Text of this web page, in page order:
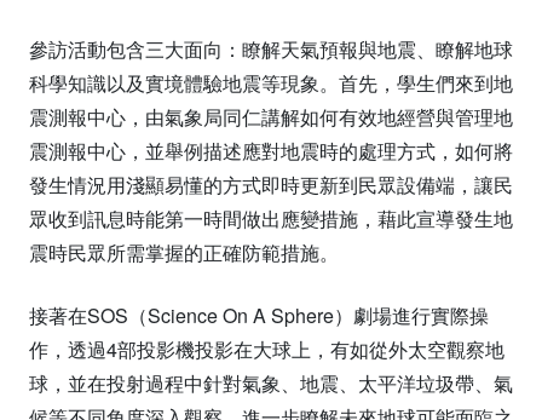
參訪活動包含三大面向：瞭解天氣預報與地震、瞭解地球
科學知識以及實境體驗地震等現象。首先，學生們來到地
震測報中心，由氣象局同仁講解如何有效地經營與管理地
震測報中心，並舉例描述應對地震時的處理方式，如何將
發生情況用淺顯易懂的方式即時更新到民眾設備端，讓民
眾收到訊息時能第一時間做出應變措施，藉此宣導發生地
震時民眾所需掌握的正確防範措施。
接著在SOS（Science On A Sphere）劇場進行實際操
作，透過4部投影機投影在大球上，有如從外太空觀察地
球，並在投射過程中針對氣象、地震、太平洋垃圾帶、氣